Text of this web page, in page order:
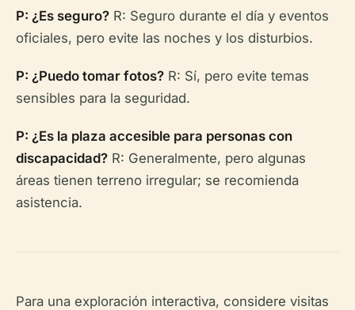
P: ¿Es seguro? R: Seguro durante el día y eventos
oficiales, pero evite las noches y los disturbios.
P: ¿Puedo tomar fotos? R: Sí, pero evite temas
sensibles para la seguridad.
P: ¿Es la plaza accesible para personas con
discapacidad? R: Generalmente, pero algunas
áreas tienen terreno irregular; se recomienda
asistencia.
Para una exploración interactiva, considere visitas